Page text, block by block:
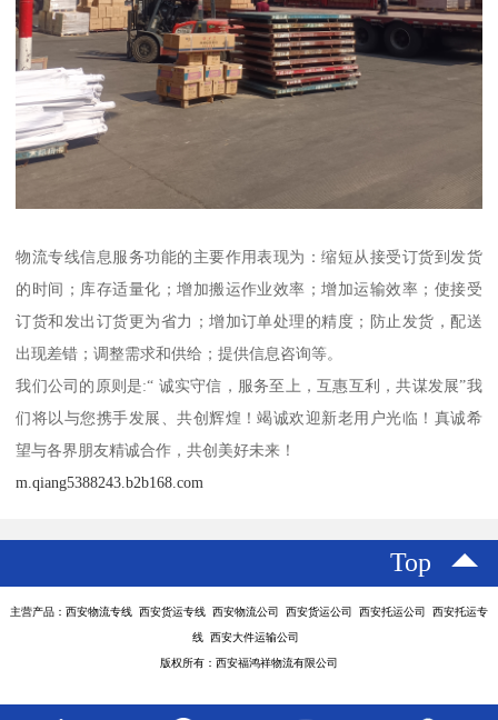
物流专线信息服务功能的主要作用表现为：缩短从接受订货到发货
的时间；库存适量化；增加搬运作业效率；增加运输效率；使接受
订货和发出订货更为省力；增加订单处理的精度；防止发货，配送
出现差错；调整需求和供给；提供信息咨询等。
我们公司的原则是:“ 诚实守信，服务至上，互惠互利，共谋发展”我
们将以与您携手发展、共创辉煌！竭诚欢迎新老用户光临！真诚希
望与各界朋友精诚合作，共创美好未来！
m.qiang5388243.b2b168.com
Top
主营产品：西安物流专线 西安货运专线 西安物流公司 西安货运公司 西安托运公司 西安托运专
线 西安大件运输公司
版权所有：西安福鸿祥物流有限公司